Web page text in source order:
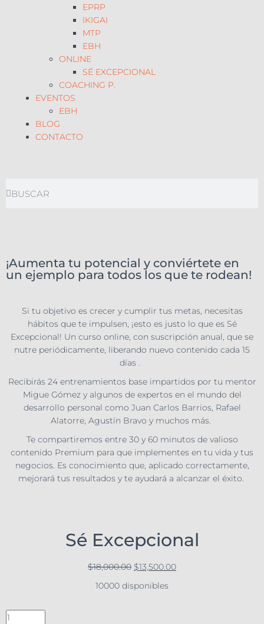
EPRP
IKIGAI
MTP
EBH
ONLINE
SÉ EXCEPCIONAL
COACHING P.
EVENTOS
EBH
BLOG
CONTACTO
¡Aumenta tu potencial y conviértete en
un ejemplo para todos los que te rodean!
Si tu objetivo es crecer y cumplir tus metas, necesitas
hábitos que te impulsen, ¡esto es justo lo que es Sé
Excepcional! Un curso online, con suscripción anual, que se
nutre periódicamente, liberando nuevo contenido cada 15
días .
Recibirás 24 entrenamientos base impartidos por tu mentor
Migue Gómez y algunos de expertos en el mundo del
desarrollo personal como Juan Carlos Barrios, Rafael
Alatorre, Agustín Bravo y muchos más.
Te compartiremos entre 30 y 60 minutos de valioso
contenido Premium para que implementes en tu vida y tus
negocios. Es conocimiento que, aplicado correctamente,
mejorará tus resultados y te ayudará a alcanzar el éxito.
Sé Excepcional
$18,000.00 $13,500.00
10000 disponibles